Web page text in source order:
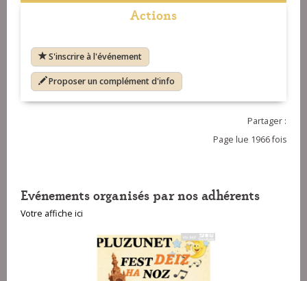
Actions
S'inscrire à l'événement
Proposer un complément d'info
Partager :
Page lue 1966 fois
Evénements organisés par nos adhérents
Votre affiche ici